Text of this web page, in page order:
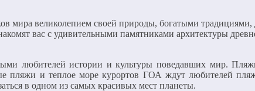
мира великолепием своей природы, богатыми
вас с удивительными памятниками архитектуры
любителей истории и культуры поведавших мир.
и теплое море курортов ГОА ждут любителей
в одном из самых красивых мест планеты.